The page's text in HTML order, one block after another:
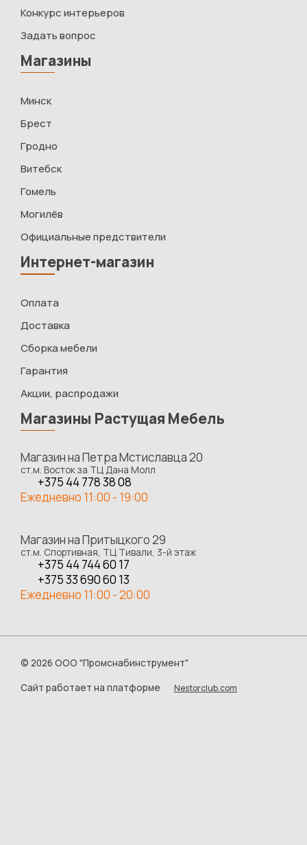
Конкурс интерьеров
Задать вопрос
Магазины
Минск
Брест
Гродно
Витебск
Гомель
Могилёв
Официальные предствители
Интернет-магазин
Оплата
Доставка
Сборка мебели
Гарантия
Акции, распродажи
Магазины Растущая Мебель
Магазин на Петра Мстиславца 20
ст.м. Восток за ТЦ Дана Молл
+375 44 778 38 08
Ежедневно 11:00 - 19:00
Магазин на Притыцкого 29
ст.м. Спортивная, ТЦ Тивали, 3-й этаж
+375 44 744 60 17
+375 33 690 60 13
Ежедневно 11:00 - 20:00
© 2026 ООО "Промснабинструмент"
Сайт работает на платформе
Nestorclub.com